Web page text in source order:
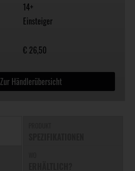
14+
Einsteiger
€ 26,50
Zur Händlerübersicht